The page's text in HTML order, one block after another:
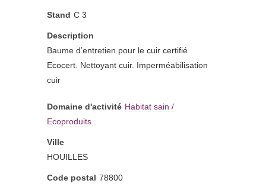
Stand C 3
Description
Baume d’entretien pour le cuir certifié
Ecocert. Nettoyant cuir. Imperméabilisation
cuir
Domaine d'activité Habitat sain /
Ecoproduits
Ville
HOUILLES
Code postal 78800